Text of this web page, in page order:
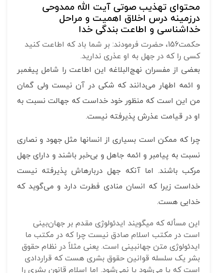
محتوای تهذیب صوتی آیت الله ممدوحی
درزمینه درس اخلاق اهمیت و مراحل
خداشناسی و اطاعت بندگی خدا
حکمت156، حضرت فرمودند: بر شما باد که اطاعت کنید
کسی را که در جهل به او عذری ندارید.
بعضی از مفسران نهج‌البلاغه این اطاعت را شامل پیغمبر
و ائمه اطهار می‌دانند که شکی در آن نیست ولی گمان
من این است که منظور خود خداست که جهالت نسبت به
او در قیامت عذرش پذیرفته نیست.
چرا که ممکن است بسیاری از انسانها مثل جهود و نصاری
نسبت به پیامبر و ائمه جاهل و بی‌خبر باشند و دارای جهل
مرکب باشند. اما آنکه جهل درباره‎اش پذیرفته نیست
خداست زیرا که انسان منادی فطرت دارد و می‌گوید که
خدایی هست.
این مسأله که می‎گویند ایدئولوژی مقدم بر جهان‌بینی
است در مکتب اسلام صادق نیست چرا که در مکتب ما
ایدئولوژی متن جهان‎بینی است. یعنی مثلاً در نظام حقوق
بشر یک سلسله قوانین حقوق بشری هست که قراردادی
است که یا می‌شود یا نمی‌شود. اما اسلام قانون بشری را